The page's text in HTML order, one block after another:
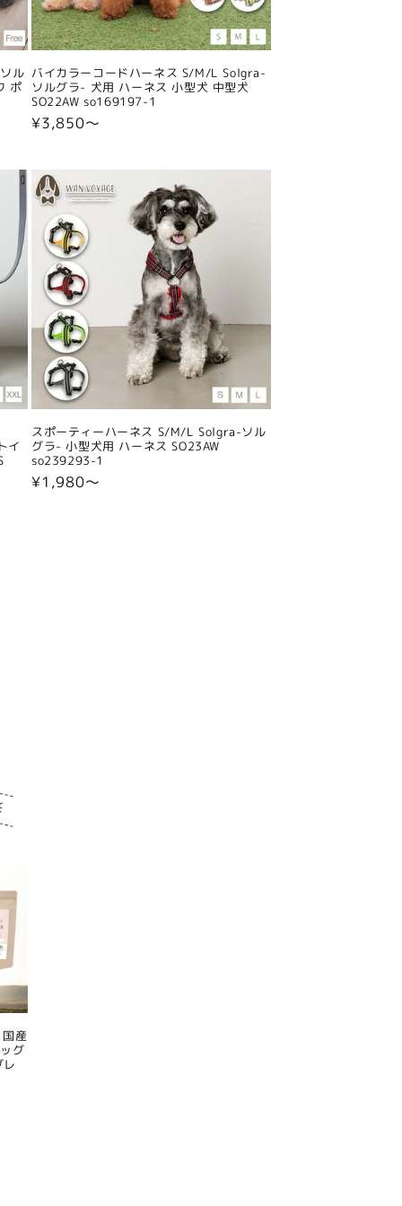
ル
ポ
バイカラーコードハーネス S/M/L Solgra-
ソルグラ- 犬用 ハーネス 小型犬 中型犬
SO22AW so169197-1
通
格
¥3,850〜
イ
スポーティーハーネス S/M/L Solgra-ソル
グラ- 小型犬用 ハーネス SO23AW
so239293-1
通
¥1,980〜
産
グ